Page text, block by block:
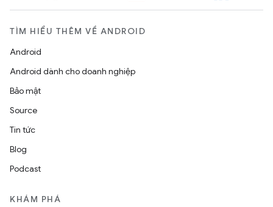
TÌM HIỂU THÊM VỀ ANDROID
Android
Android dành cho doanh nghiệp
Bảo mật
Source
Tin tức
Blog
Podcast
KHÁM PHÁ